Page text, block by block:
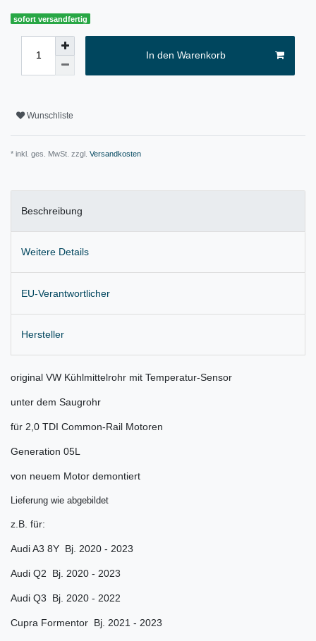
sofort versandfertig
In den Warenkorb
Wunschliste
* inkl. ges. MwSt. zzgl. Versandkosten
Beschreibung
Weitere Details
EU-Verantwortlicher
Hersteller
original VW Kühlmittelrohr mit Temperatur-Sensor
unter dem Saugrohr
für 2,0 TDI Common-Rail Motoren
Generation 05L
von neuem Motor demontiert
Lieferung wie abgebildet
z.B. für:
Audi A3 8Y Bj. 2020 - 2023
Audi Q2 Bj. 2020 - 2023
Audi Q3 Bj. 2020 - 2022
Cupra Formentor Bj. 2021 - 2023